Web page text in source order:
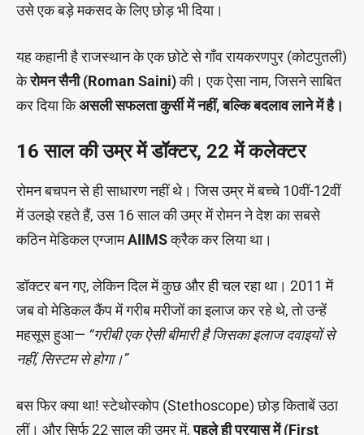
उसे एक बड़े मकसद के लिए छोड़ भी दिया।
यह कहानी है राजस्थान के एक छोटे से गाँव रायकरणपुर (कोटपुतली)
केरोमन सैनी (Roman Saini)की। एक ऐसा नाम, जिसने साबित
कर दिया किअसली सफलता कुर्सी में नहीं, बल्कि बदलाव लाने में है।
16 साल की उम्र में डॉक्टर, 22 में कलेक्टर
रोमन बचपन से ही साधारण नहीं थे। जिस उम्र में बच्चे 10वीं-12वीं
में उलझे रहते हैं, उस 16 साल की उम्र में रोमन ने देश का सबसे
कठिन मेडिकल एग्जामAIIMSक्रैक कर लिया था।
डॉक्टर बन गए, लेकिन दिल में कुछ और ही चल रहा था। 2011 में
जब वो मेडिकल कैंप में गरीब मरीजों का इलाज कर रहे थे, तो उन्हें
महसूस हुआ— “गरीबी एक ऐसी बीमारी है जिसका इलाज दवाइयों से
नहीं, सिस्टम से होगा।”
बस फिर क्या था! स्टेथोस्कोप (Stethoscope) छोड़ किताबें उठा
लीं। और सिर्फ 22 साल की उम्र में,पहले ही प्रयास में (First